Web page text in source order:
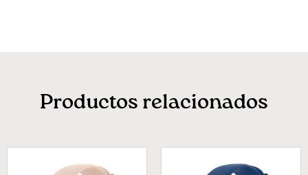
Productos relacionados